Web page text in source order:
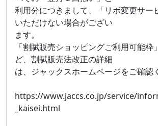
利用分につきまして、「リボ変更サー
いただけない場合がござい
ます。
「割賦販売ショッピングご利用可能枠
ど、割賦販売法改正の詳細
は、ジャックスホームページをご確認
https://www.jaccs.co.jp/service/
_kaisei.html